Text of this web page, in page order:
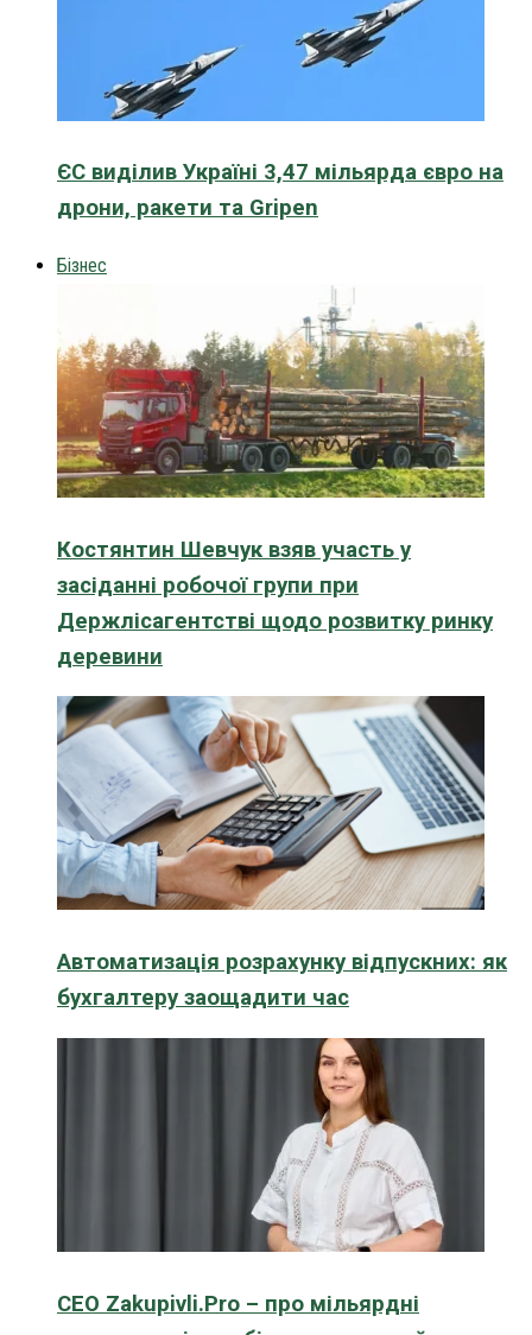
ЄС виділив Україні 3,47 мільярда євро на
дрони, ракети та Gripen
Бізнес
Костянтин Шевчук взяв участь у
засіданні робочої групи при
Держлісагентстві щодо розвитку ринку
деревини
Автоматизація розрахунку відпускних: як
бухгалтеру заощадити час
CEO Zakupivli.Pro – про мільярдні